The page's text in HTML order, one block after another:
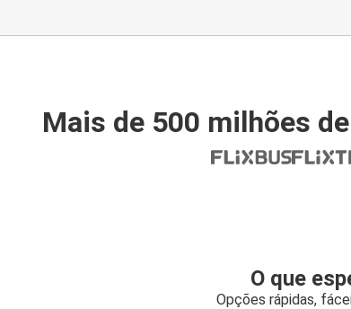
Mais de 500 milhões
O que
Opções rápidas,